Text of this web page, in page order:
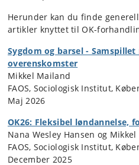
Herunder kan du finde
artikler knyttet til OK-
Sygdom og barsel -
overenskomster
Mikkel Mailand
FAOS, Sociologisk Institut,
Maj 2026
OK26: Fleksibel løndannelse,
Nana Wesley Hansen og
FAOS, Sociologisk Institut,
December 2025